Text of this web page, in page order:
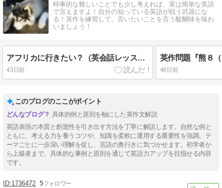
時事的な難しいことでも少し考えれば、実は簡単な英語
で言えますよ！自分の知っている英語が戦う武器にな
る！英作を練習して、言いたいことを言う醍醐味を味わ
いましょう！
アフリカに行きたい？（英会話レッスンより）
43日前 46日前
このブログのここがポイント
具体的例と原則を軸にした英作文解説
英語表現の本質と創造性を引き出す方法を丁寧に解説します。自然な例と
ともに、考える力を養うコツや、知識を柔軟に運用する重要性を強調。テ
ーマごとに一歩深い理解を促し、言語の奥行きに気づかせます。初学者か
ら上級者まで、具体的な事例と原則を通じて英語力アップを目指せる内容
です。
1736472 5